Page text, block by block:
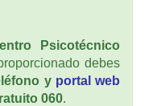
Psicotécnico
debes
y portal web
060.